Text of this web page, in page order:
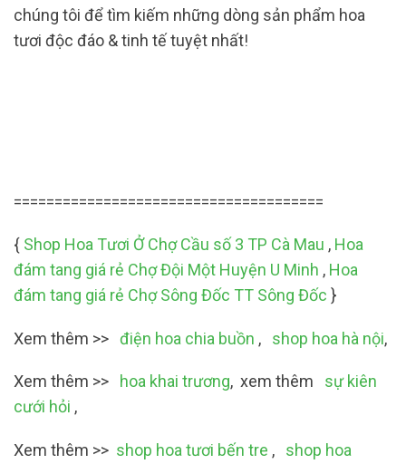
chúng tôi để tìm kiếm những dòng sản phẩm hoa
tươi độc đáo & tinh tế tuyệt nhất!
======================================
{ Shop Hoa Tươi Ở Chợ Cầu số 3 TP Cà Mau , Hoa
đám tang giá rẻ Chợ Đội Một Huyện U Minh , Hoa
đám tang giá rẻ Chợ Sông Đốc TT Sông Đốc }
Xem thêm >> điện hoa chia buồn , shop hoa hà nội,
Xem thêm >> hoa khai trương, xem thêm
sự kiên
cưới hỏi ,
Xem thêm >> shop hoa tươi bến tre , shop hoa